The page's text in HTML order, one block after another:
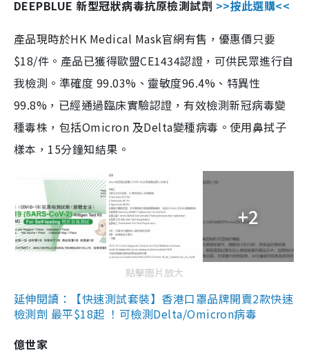
DEEPBLUE 新型冠狀病毒抗原檢測試劑 >>按此選購<<
產品現時於HK Medical Mask官網有售，優惠價只要
$18/件。產品已獲得歐盟CE1434認證，可供民眾進行自
我檢測。準確度 99.03%、靈敏度96.4%、特異性
99.8%，已經通過臨床實驗認證，有效檢測新冠病毒變
種毒株，包括Omicron 及Delta變種病毒。使用鼻拭子
樣本，15分鐘知結果。
+2
點擊圖片放大
延伸閱讀：【快速測試套裝】香港口罩品牌開賣2款快速
檢測劑 最平$18起 ！可檢測Delta/Omicron病毒
億世家